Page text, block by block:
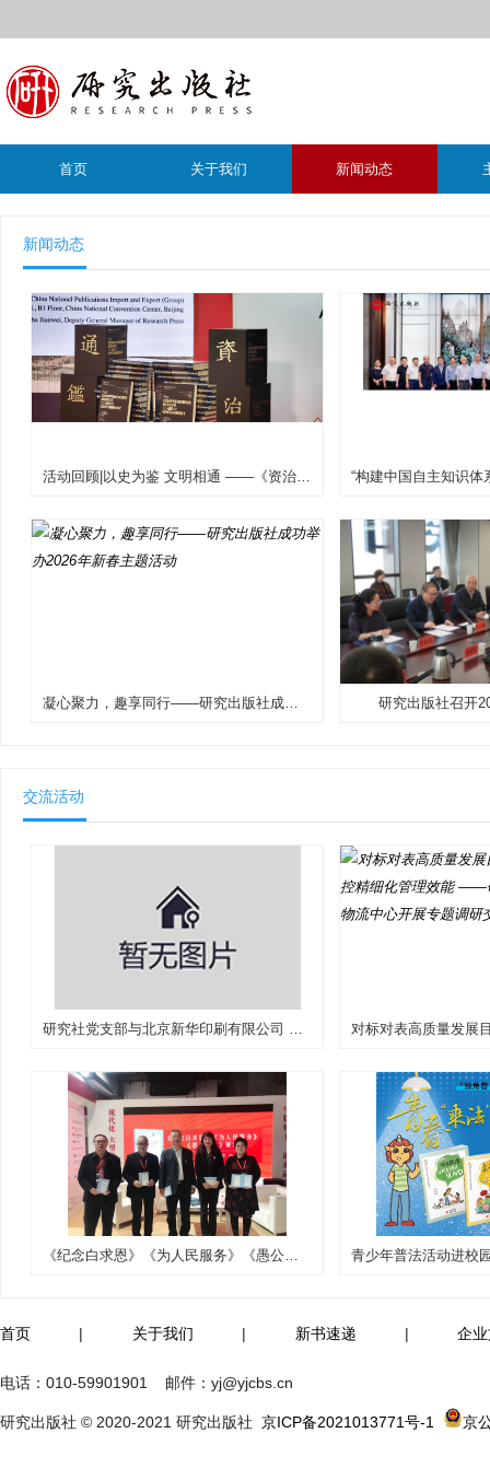
首页 关于我们 新闻动态
新闻动态
活动回顾|以史为鉴 文明相通 ——《资治通鉴（中英全译本）》全球推介会成功举办
凝心聚力，趣享同行——研究出版社成功举办2026年新春主题活动 研究出版社召开
交流活动
研究社党支部与北京新华印刷有限公司 联合调研交流活动
《纪念白求恩》《为人民服务》《愚公移山》研读新书发布会
首页 | 关于我们 | 新书速递 | 企
电话： 010-59901901 邮件： yj@yjcbs.cn
研究出版社 © 2020-2021 研究出版社 京ICP备2021013771号-1 京